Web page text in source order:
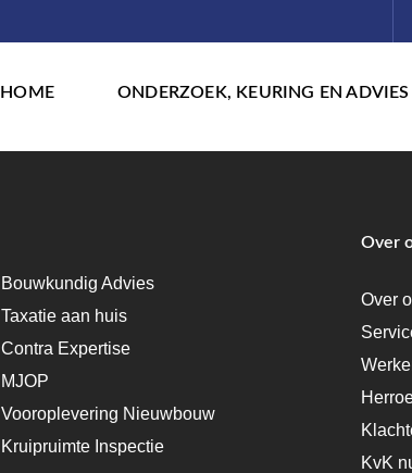
HOME ONDERZOEK, KEURING EN ADVIES
Bouwkundig Advies
Taxatie aan huis
Contra Expertise
MJOP
Vooroplevering Nieuwbouw
Kruipruimte Inspectie
Over
Over
KvK